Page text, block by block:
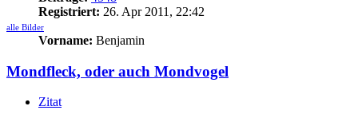
Registriert: 26. Apr 2011, 22:42
alle Bilder
Vorname: Benjamin
Mondfleck, oder auch Mondvogel
Zitat